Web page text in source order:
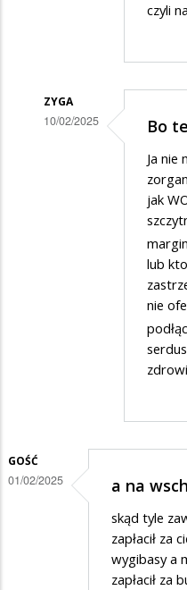
śliski…
czyli
ZYGA
10/02/2025 Bo
Ja nie
jak
lub
nie
GOŚĆ
01/02/2025 a na
skąd tyle
zapłacił za
wygibasy a
zapłacił za